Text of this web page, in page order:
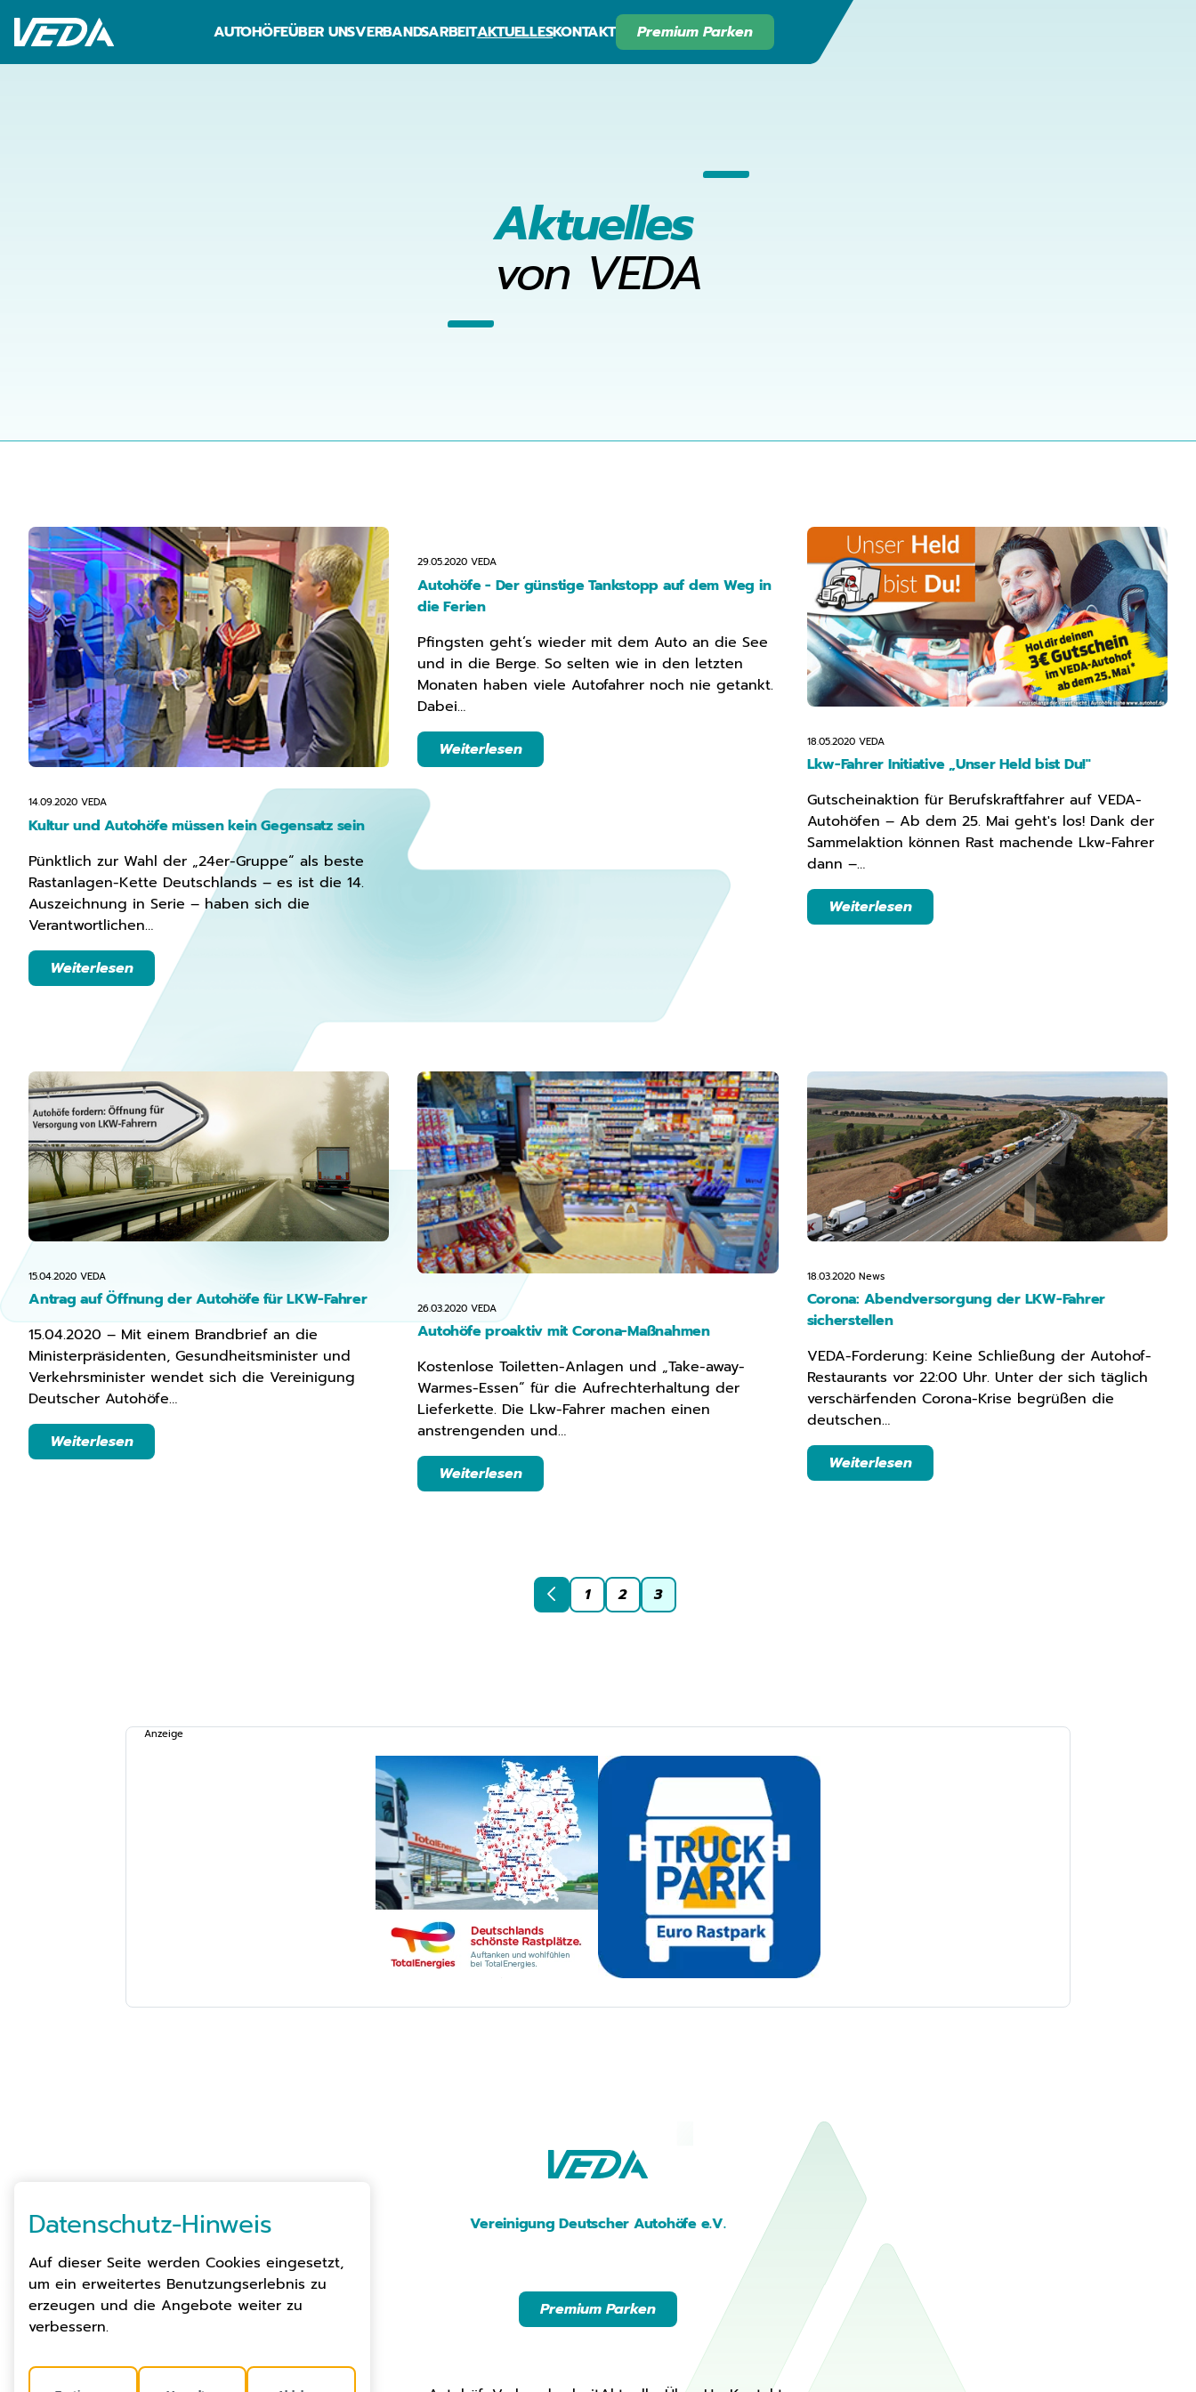
Datenschutz-Hinweis
Auf dieser Seite werden Cookies eingesetzt,
um ein erweitertes Benutzungserlebnis zu
erzeugen und die Angebote weiter zu
verbessern.
AUTOHÖFEÜBER UNSVERBANDSARBEITAKTUELLESKONTAKT Premium Parken
Aktuelles
von VEDA
14.09.2020 VEDA
Kultur und Autohöfe müssen kein Gegensatz sein
Pünktlich zur Wahl der „24er-Gruppe“ als beste
Rastanlagen-Kette Deutschlands – es ist die 14.
Auszeichnung in Serie – haben sich die
Verantwortlichen…
Weiterlesen
29.05.2020VEDA
Autohöfe - Der günstige Tankstopp auf dem Weg in
die Ferien
Pfingsten geht’s wieder mit dem Auto an die See
und in die Berge. So selten wie in den letzten
Monaten haben viele Autofahrer noch nie getankt.
Dabei…
Weiterlesen
18.05.2020 VEDA
Lkw-Fahrer Initiative „Unser Held bist Du!"
Gutscheinaktion für Berufskraftfahrer auf VEDA-
Autohöfen – Ab dem 25. Mai geht's los! Dank der
Sammelaktion können Rast machende Lkw-Fahrer
dann –…
Weiterlesen
15.04.2020 VEDA
Antrag auf Öffnung der Autohöfe für LKW-Fahrer
15.04.2020 – Mit einem Brandbrief an die
Ministerpräsidenten, Gesundheitsminister und
Verkehrsminister wendet sich die Vereinigung
Deutscher Autohöfe…
Weiterlesen
26.03.2020VEDA
Autohöfe proaktiv mit Corona-Maßnahmen
Kostenlose Toiletten-Anlagen und „Take-away-
Warmes-Essen“ für die Aufrechterhaltung der
Lieferkette. Die Lkw-Fahrer machen einen
anstrengenden und…
Weiterlesen
18.03.2020 News
Corona: Abendversorgung der LKW-Fahrer
sicherstellen
VEDA-Forderung: Keine Schließung der Autohof-
Restaurants vor 22:00 Uhr. Unter der sich täglich
verschärfenden Corona-Krise begrüßen die
deutschen…
Weiterlesen
1 2 3
Anzeige
Vereinigung Deutscher Autohöfe e.V.
Premium Parken